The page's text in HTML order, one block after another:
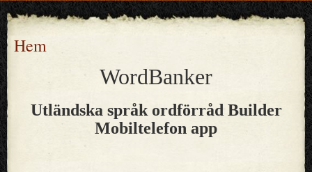
Hem
WordBanker
Utländska språk ordförråd Builder
Mobiltelefon app